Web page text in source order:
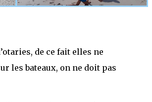
de ce fait elles ne
les bateaux, on ne doit pas